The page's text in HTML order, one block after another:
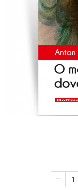
Literatura
Contemporana
Sociologie si filozofie